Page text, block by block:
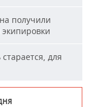
получили
для